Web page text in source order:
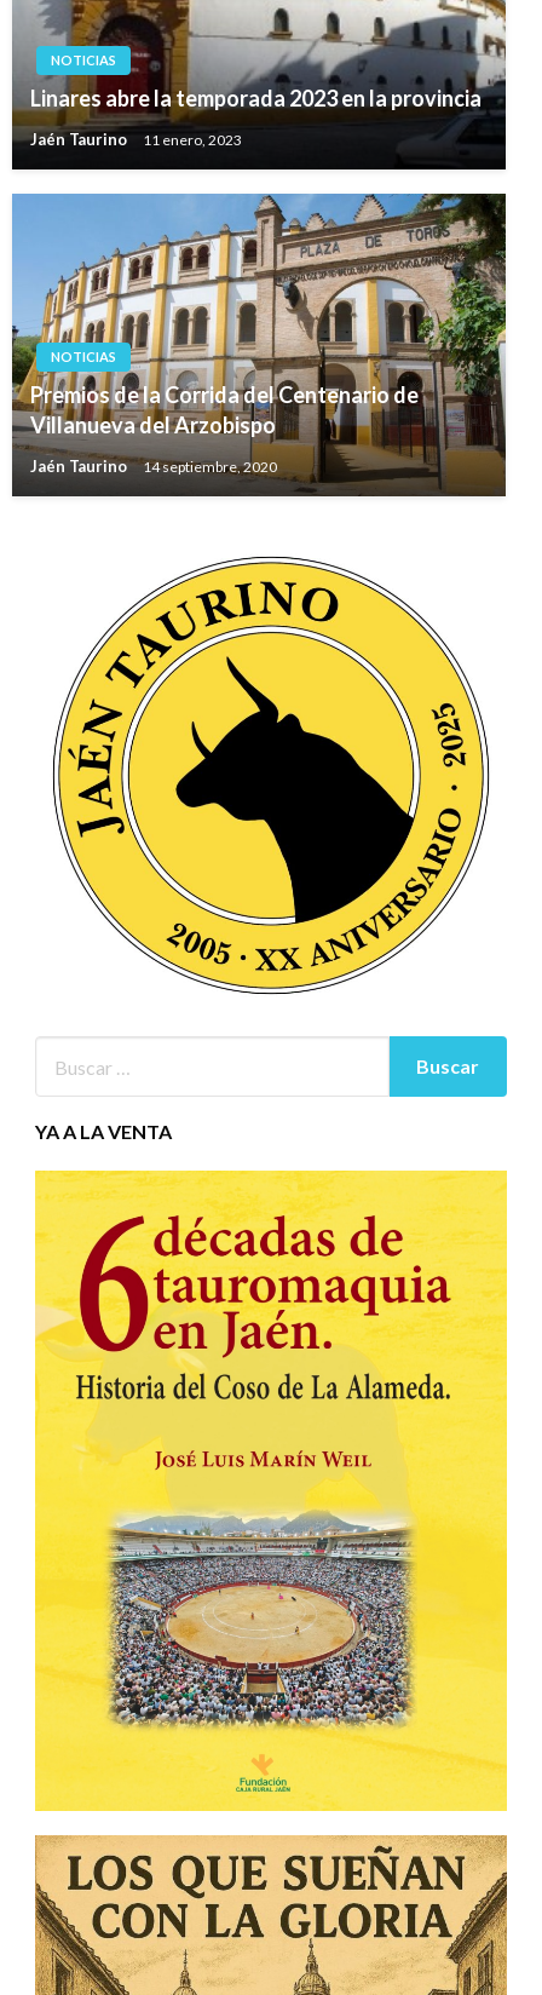
NOTICIAS
Linares abre la temporada 2023 en la provincia
Jaén Taurino 11 enero, 2023
NOTICIAS
Premios de la Corrida del Centenario de
Villanueva del Arzobispo
Jaén Taurino 14 septiembre, 2020
YA A LA VENTA